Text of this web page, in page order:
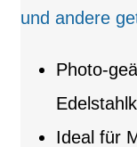
und andere
Photo-
Ideal für